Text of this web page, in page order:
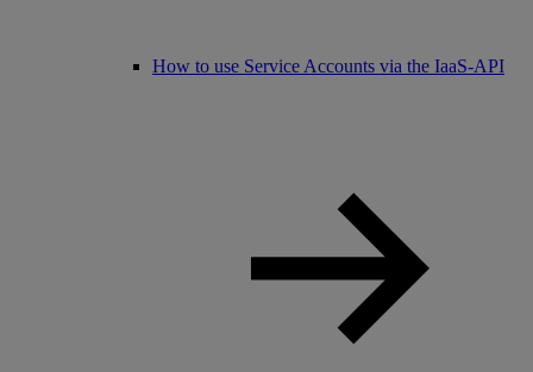
How to use Service Accounts via the IaaS-API